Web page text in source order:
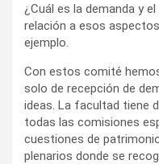
¿Cuál es la demanda y
relación a esos
ejemplo.
Con estos comité
solo de recepción de
ideas. La facultad tiene
todas las comisiones
cuestiones de
plenarios donde se